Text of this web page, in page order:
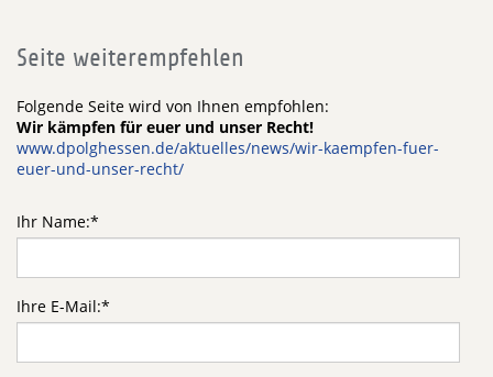
Seite weiterempfehlen
Folgende Seite wird von Ihnen empfohlen:
Wir kämpfen für euer und unser Recht!
www.dpolghessen.de/aktuelles/news/wir-kaempfen-fuer-
euer-und-unser-recht/
Ihr Name:*
Ihre E-Mail:*